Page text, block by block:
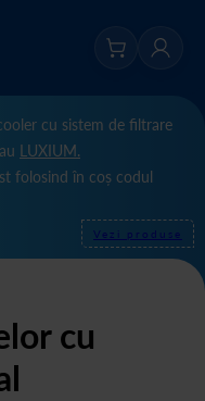
cu sistem de filtrare
LUXIUM.
folosind în coș codul
Vezi produse
cu